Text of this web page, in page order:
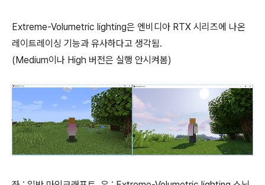
Extreme-Volumetric lighting은 엔비디아 RTX 시리즈에 나온
레이트레이싱 기능과 유사하다고 생각됨.
(Medium이나 High 버전은 실행 안시켜봄)